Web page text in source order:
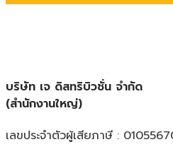
บริษัท เจ ดิสทริบิวชั่น จำกัด
(สำนักงานใหญ่)
เลขประจำตัวผู้เสียภาษี :